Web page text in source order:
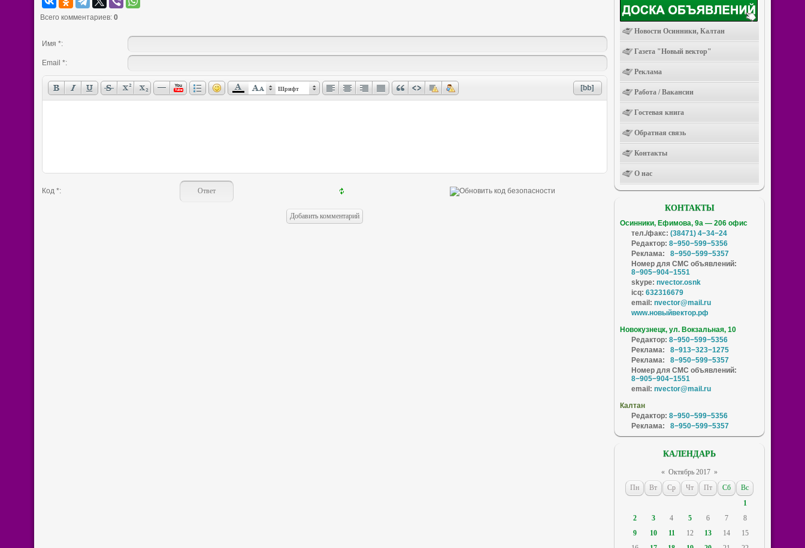
Всего комментариев: 0
Имя *:
Email *:
Шрифт
Код *:
Новости Осинники, Калтан
Газета "Новый вектор"
Реклама
Работа / Вакансии
Гостевая книга
Обратная связь
Контакты
О нас
КОНТАКТЫ
Осинники, Ефимова, 9а — 206 офис
тел./факс: (38471) 4−34−24
Редактор: 8−950−599−5356
Реклама:
8−950−599−5357
Номер для СМС объявлений:
8−905−904−1551
skype: nvector.osnk
icq: 632316679
email: nvector@mail.ru
www.новыйвектор.рф
Новокузнецк, ул. Вокзальная, 10
Редактор: 8−950−599−5356
Реклама:
8−913−323−1275
Реклама:
8−950−599−5357
Номер для СМС объявлений:
8−905−904−1551
email: nvector@mail.ru
Калтан
Редактор: 8−950−599−5356
Реклама:
8−950−599−5357
КАЛЕНДАРЬ
« Октябрь 2017 »
Пн
Вт Ср Чт Пт Сб
Вс
1
2
3 4 5 6 7
8
9
10 11 12 13 14
15